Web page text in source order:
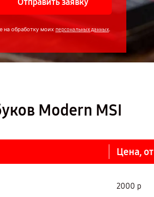
на обработку моих персональных данных.
Modern MSI
Цена, от
2000 р